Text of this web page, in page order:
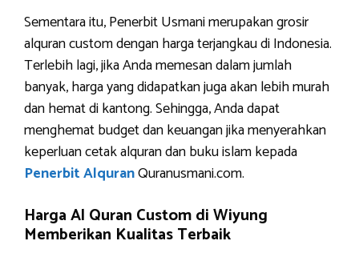
Sementara itu, Penerbit Usmani merupakan grosir
alquran custom dengan harga terjangkau di Indonesia.
Terlebih lagi, jika Anda memesan dalam jumlah
banyak, harga yang didapatkan juga akan lebih murah
dan hemat di kantong. Sehingga, Anda dapat
menghemat budget dan keuangan jika menyerahkan
keperluan cetak alquran dan buku islam kepada
Penerbit AlquranQuranusmani.com.
Harga Al Quran Custom di Wiyung
Memberikan Kualitas Terbaik